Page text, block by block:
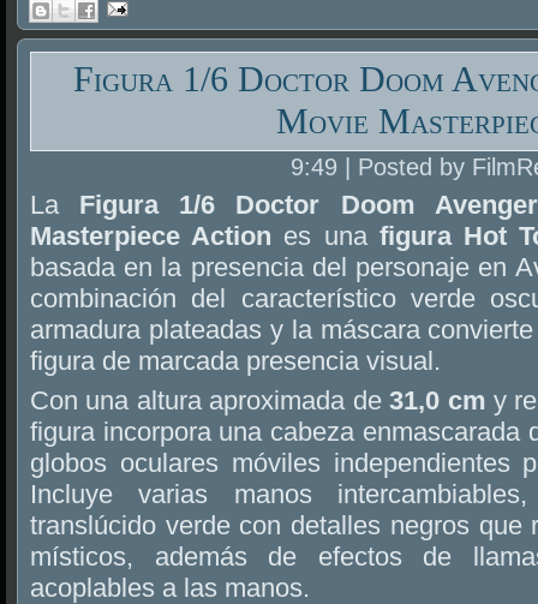
Figura 1/6 Doctor Doom
Movie
9:49 | Posted by
La Figura 1/6 Doctor Doom
Masterpiece Action es una figura Hot
basada en la presencia del personaje en
combinación del característico verde
armadura plateadas y la máscara
figura de marcada presencia visual.
Con una altura aproximada de31,0 cm y
figura incorpora una cabeza enmascarada
globos oculares móviles independientes
Incluye varias manos
translúcido verde con detalles negros que
místicos, además de efectos de
acoplables a las manos.